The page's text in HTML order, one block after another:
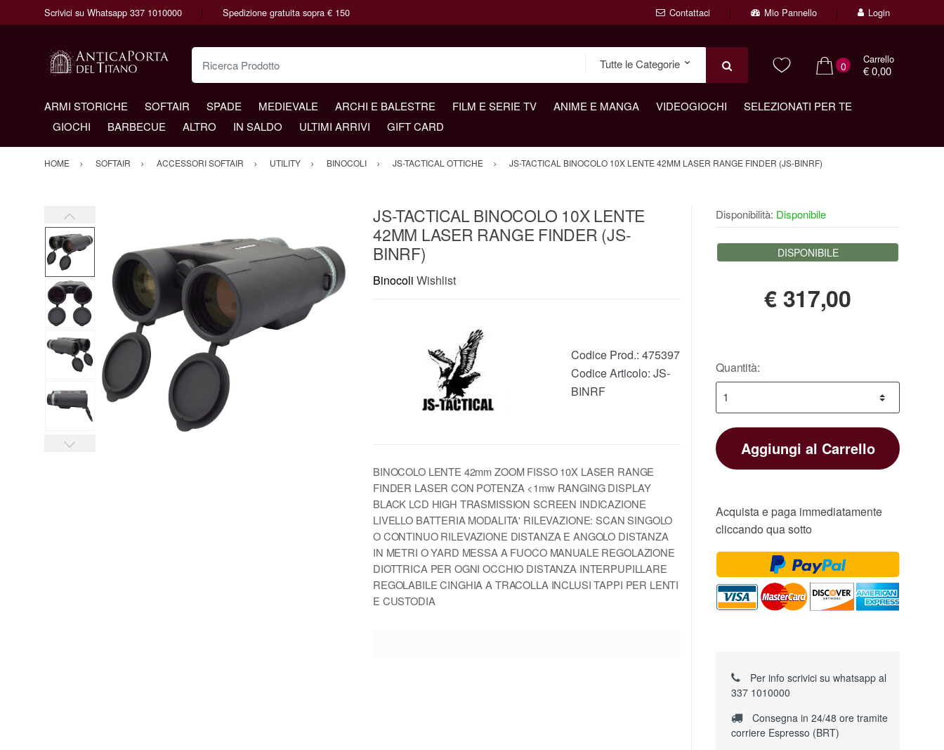
Scrivici su Whatsapp 337 1010000 Spedizione gratuita sopra € 150 Contattaci Mio Pannello Login
Ricerca Prodotto
0
Carrello
€ 0,00
ARMI STORICHE SOFTAIR SPADE MEDIEVALE ARCHI E BALESTRE FILM E SERIE TV ANIME E MANGA VIDEOGIOCHI
SELEZIONATI PER TE
GIOCHI
BARBECUE ALTRO IN SALDO ULTIMI ARRIVI GIFT CARD
HOME SOFTAIR ACCESSORI SOFTAIR UTILITY BINOCOLI JS-TACTICAL OTTICHE JS-TACTICAL BINOCOLO 10X LENTE 42MM LASER RANGE FINDER (JS-BINRF)
JS-TACTICAL BINOCOLO 10X LENTE
42MM LASER RANGE FINDER (JS-
BINRF)
Binocoli Wishlist
Codice Prod.: 475397
Codice Articolo: JS-
BINRF
BINOCOLO LENTE 42mm ZOOM FISSO 10X LASER RANGE
FINDER LASER CON POTENZA <1mw RANGING DISPLAY
BLACK LCD HIGH TRASMISSION SCREEN INDICAZIONE
LIVELLO BATTERIA MODALITA' RILEVAZIONE: SCAN SINGOLO
O CONTINUO RILEVAZIONE DISTANZA E ANGOLO DISTANZA
IN METRI O YARD MESSA A FUOCO MANUALE REGOLAZIONE
DIOTTRICA PER OGNI OCCHIO DISTANZA INTERPUPILLARE
REGOLABILE CINGHIA A TRACOLLA INCLUSI TAPPI PER LENTI
E CUSTODIA
Disponibilità: Disponibile
DISPONIBILE
€ 317,00
Quantità:
Aggiungi al Carrello
Acquista e paga immediatamente
cliccando qua sotto
Per info scrivici su whatsapp al
337 1010000
Consegna in 24/48 ore tramite
corriere Espresso (BRT)